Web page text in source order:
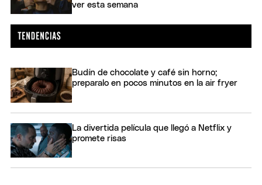
ver esta semana
Budín de chocolate y café sin horno;
preparalo en pocos minutos en la air fryer
La divertida película que llegó a Netflix y
promete risas